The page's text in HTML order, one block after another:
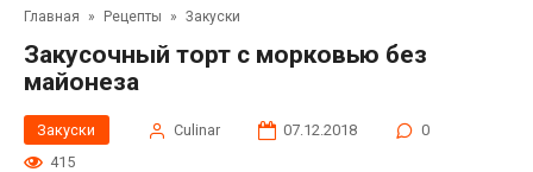
Главная » Рецепты » Закуски
Закусочный торт с морковью без
майонеза
Закуски Сulinar 07.12.2018
0
415